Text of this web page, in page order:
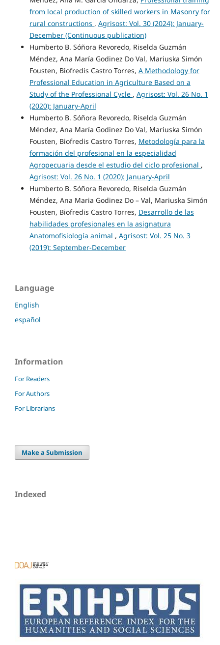
from local production of skilled workers in Masonry for
rural constructions , Agrisost: Vol. 30 (2024): January-
December (Continuous publication)
Humberto B. Sóñora Revoredo, Riselda Guzmán
Méndez, Ana María Godinez Do Val, Mariuska Simón
Fousten, Biofredis Castro Torres, A Methodology for
Professional Education in Agriculture Based on a
Study of the Professional Cycle , Agrisost: Vol. 26 No. 1
(2020): January-April
Humberto B. Sóñora Revoredo, Riselda Guzmán
Méndez, Ana María Godinez Do Val, Mariuska Simón
Fousten, Biofredis Castro Torres, Metodología para la
formación del profesional en la especialidad
Agropecuaria desde el estudio del ciclo profesional ,
Agrisost: Vol. 26 No. 1 (2020): January-April
Humberto B. Sóñora Revoredo, Riselda Guzmán
Méndez, Ana Maria Godinez Do – Val, Mariuska Simón
Fousten, Biofredis Castro Torres, Desarrollo de las
habilidades profesionales en la asignatura
Anatomofisiología animal , Agrisost: Vol. 25 No. 3
(2019): September-December
Language
English
español
Information
For Readers
For Authors
For Librarians
Make a Submission
Indexed